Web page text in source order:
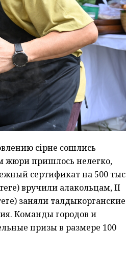
сірне сошлись
жюри пришлось нелегко,
сертификат на 500 тыс
вручили алакольцам, II
заняли талдыкорганские
Команды городов и
призы в размере 100